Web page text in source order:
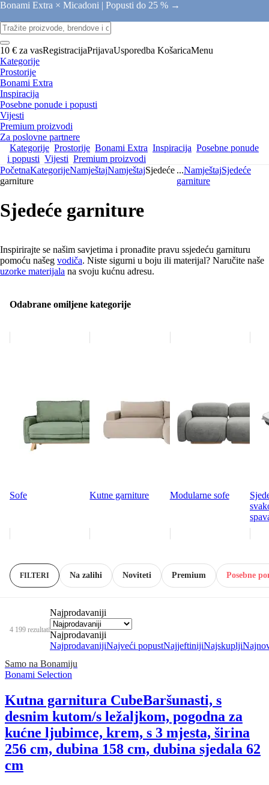
Bonami Extra × Micadoni | Popusti do 25 % →
10 € za vasRegistracijaPrijavaUsporedba KošaricaMenu
Kategorije
Prostorije
Bonami Extra
Inspiracija
Posebne ponude i popusti
Vijesti
Premium proizvodi
Za poslovne partnere
Kategorije Prostorije Bonami Extra Inspiracija Posebne ponude
i popusti Vijesti Premium proizvodi
PočetnaKategorijeNamještajNamještajSjedeće
garniture
...NamještajSjedeće
garniture
Sjedeće garniture
Inspirirajte se našim savjetima i pronađite pravu ssjedeću garnituru
pomoću našeg vodiča. Niste sigurni u boju ili materijal? Naručite naše
uzorke materijala na svoju kućnu adresu.
Odabrane omiljene kategorije
Sofe Kutne garniture Modularne sofe
FILTERI Na zalihi Posebne
Noviteti Premium
4 199 rezultati
Najprodavaniji
Najprodavaniji
NajprodavanijiNajveći popustNajjeftinijiNajskuplji
Samo na Bonamiju
Bonami Selection
Kutna garnitura CubeBaršunasti, s
desnim kutom/s ležaljkom, pogodna za
kućne ljubimce, krem, s 3 mjesta, širina
256 cm, dubina 158 cm, dubina sjedala 62
cm